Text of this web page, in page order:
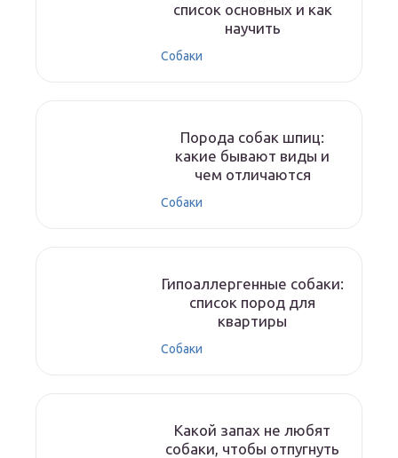
список основных и как
научить
Собаки
Порода собак шпиц:
какие бывают виды и
чем отличаются
Собаки
Гипоаллергенные собаки:
список пород для
квартиры
Собаки
Какой запах не любят
собаки, чтобы отпугнуть